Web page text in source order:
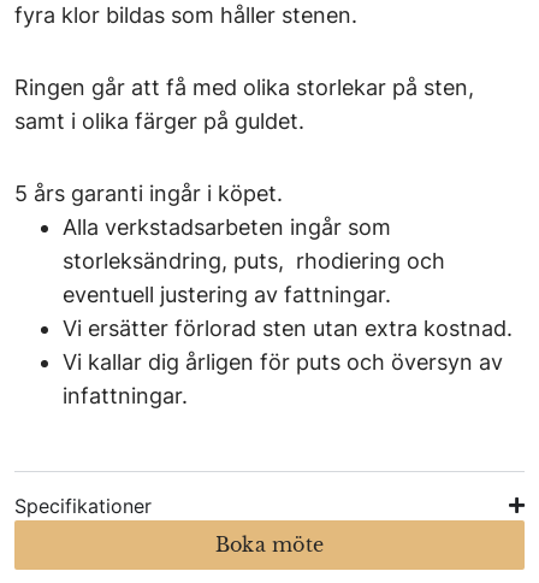
fyra klor bildas som håller stenen.
Ringen går att få med olika storlekar på sten,
samt i olika färger på guldet.
5 års garanti ingår i köpet.
Alla verkstadsarbeten ingår som
storleksändring, puts, rhodiering och
eventuell justering av fattningar.
Vi ersätter förlorad sten utan extra kostnad.
Vi kallar dig årligen för puts och översyn av
infattningar.
Specifikationer
Boka möte